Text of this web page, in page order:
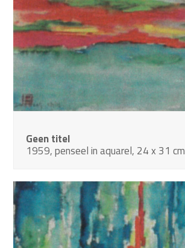
Geen titel
1959, penseel in aquarel, 24 x 31 cm